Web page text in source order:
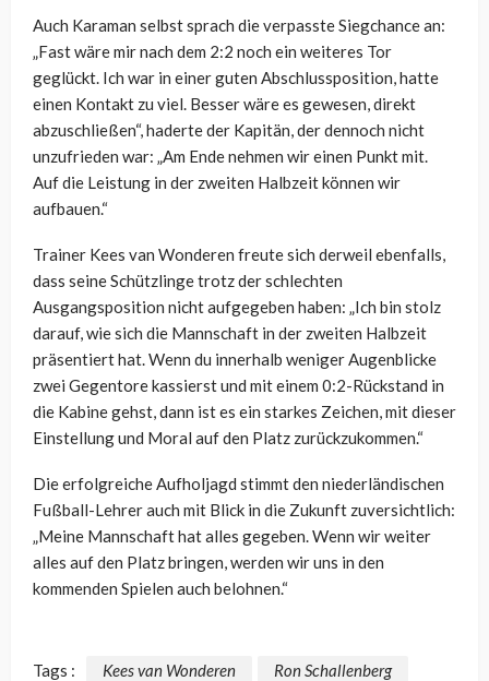
Auch Karaman selbst sprach die verpasste Siegchance an:
„Fast wäre mir nach dem 2:2 noch ein weiteres Tor
geglückt. Ich war in einer guten Abschlussposition, hatte
einen Kontakt zu viel. Besser wäre es gewesen, direkt
abzuschließen“, haderte der Kapitän, der dennoch nicht
unzufrieden war: „Am Ende nehmen wir einen Punkt mit.
Auf die Leistung in der zweiten Halbzeit können wir
aufbauen.“
Trainer Kees van Wonderen freute sich derweil ebenfalls,
dass seine Schützlinge trotz der schlechten
Ausgangsposition nicht aufgegeben haben: „Ich bin stolz
darauf, wie sich die Mannschaft in der zweiten Halbzeit
präsentiert hat. Wenn du innerhalb weniger Augenblicke
zwei Gegentore kassierst und mit einem 0:2-Rückstand in
die Kabine gehst, dann ist es ein starkes Zeichen, mit dieser
Einstellung und Moral auf den Platz zurückzukommen.“
Die erfolgreiche Aufholjagd stimmt den niederländischen
Fußball-Lehrer auch mit Blick in die Zukunft zuversichtlich:
„Meine Mannschaft hat alles gegeben. Wenn wir weiter
alles auf den Platz bringen, werden wir uns in den
kommenden Spielen auch belohnen.“
Tags : Kees van Wonderen Ron Schallenberg